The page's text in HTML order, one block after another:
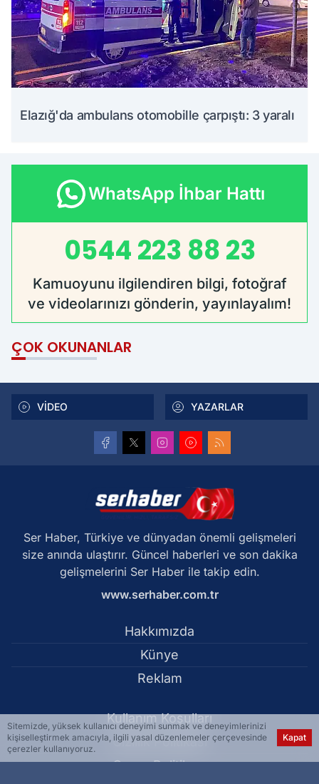
Elazığ'da ambulans otomobille çarpıştı: 3 yaralı
WhatsApp İhbar Hattı
0544 223 88 23
Kamuoyunu ilgilendiren bilgi, fotoğraf
ve videolarınızı gönderin, yayınlayalım!
ÇOK OKUNANLAR
VİDEO YAZARLAR
Ser Haber, Türkiye ve dünyadan önemli gelişmeleri
size anında ulaştırır. Güncel haberleri ve son dakika
gelişmelerini Ser Haber ile takip edin.
www.serhaber.com.tr
Hakkımızda
Künye
Reklam
Kullanım Koşulları
Gizlilik Politikası
Çerez Politikası
Sitemizde, yüksek kullanıcı deneyimi sunmak ve deneyimlerinizi
kişiselleştirmek amacıyla, ilgili yasal düzenlemeler çerçevesinde
çerezler kullanıyoruz.
Kapat